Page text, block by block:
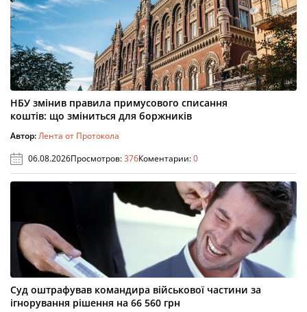
НБУ змінив правила примусового списання
коштів: що зміниться для боржників
Автор:Лента от Протокола
06.08.2026Просмотров:376Коментарии:0
Суд оштрафував командира військової частини за
ігнорування рішення на 66 560 грн